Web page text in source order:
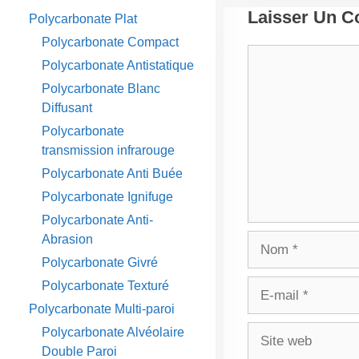
Laisser Un
Polycarbonate Plat
Polycarbonate Compact
Polycarbonate Antistatique
Polycarbonate Blanc
Diffusant
Polycarbonate
transmission infrarouge
Polycarbonate Anti Buée
Polycarbonate Ignifuge
Polycarbonate Anti-
Abrasion
Polycarbonate Givré
Polycarbonate Texturé
Polycarbonate Multi-paroi
Polycarbonate Alvéolaire
Double Paroi